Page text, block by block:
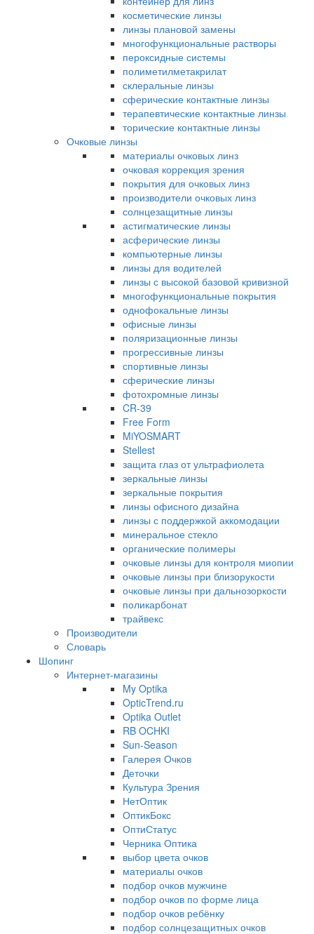
косметические линзы
линзы плановой замены
многофункциональные растворы
пероксидные системы
полиметилметакрилат
склеральные линзы
сферические контактные линзы
терапевтические контактные линзы
торические контактные линзы
Очковые линзы
материалы очковых линз
очковая коррекция зрения
покрытия для очковых линз
производители очковых линз
солнцезащитные линзы
астигматические линзы
асферические линзы
компьютерные линзы
линзы для водителей
линзы с высокой базовой кривизной
многофункциональные покрытия
однофокальные линзы
офисные линзы
поляризационные линзы
прогрессивные линзы
спортивные линзы
сферические линзы
фотохромные линзы
CR-39
Free Form
MiYOSMART
Stellest
защита глаз от ультрафиолета
зеркальные линзы
зеркальные покрытия
линзы офисного дизайна
линзы с поддержкой аккомодации
минеральное стекло
органические полимеры
очковые линзы для контроля миопии
очковые линзы при близорукости
очковые линзы при дальнозоркости
поликарбонат
трайвекс
Производители
Словарь
Шопинг
Интернет-магазины
My Optika
OpticTrend.ru
Optika Outlet
RB OCHKI
Sun-Season
Галерея Очков
Деточки
Культура Зрения
НетОптик
ОптикБокс
ОптиСтатус
Черника Оптика
выбор цвета очков
материалы очков
подбор очков мужчине
подбор очков по форме лица
подбор очков ребёнку
подбор солнцезащитных очков